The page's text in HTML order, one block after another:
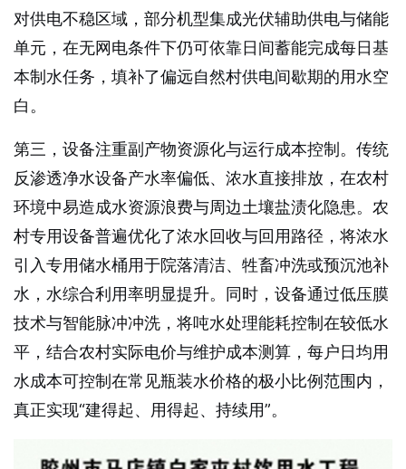
对供电不稳区域，部分机型集成光伏辅助供电与储能
单元，在无网电条件下仍可依靠日间蓄能完成每日基
本制水任务，填补了偏远自然村供电间歇期的用水空
白。
第三，设备注重副产物资源化与运行成本控制。传统
反渗透净水设备产水率偏低、浓水直接排放，在农村
环境中易造成水资源浪费与周边土壤盐渍化隐患。农
村专用设备普遍优化了浓水回收与回用路径，将浓水
引入专用储水桶用于院落清洁、牲畜冲洗或预沉池补
水，水综合利用率明显提升。同时，设备通过低压膜
技术与智能脉冲冲洗，将吨水处理能耗控制在较低水
平，结合农村实际电价与维护成本测算，每户日均用
水成本可控制在常见瓶装水价格的极小比例范围内，
真正实现“建得起、用得起、持续用”。